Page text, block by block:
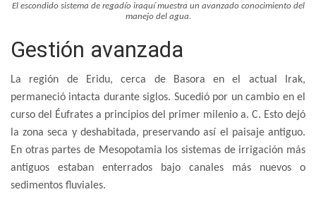
El escondido sistema de regadío iraquí muestra un avanzado conocimiento del
manejo del agua.
Gestión avanzada
La región de Eridu, cerca de Basora en el actual Irak,
permaneció intacta durante siglos. Sucedió por un cambio en el
curso del Éufrates a principios del primer milenio a. C. Esto dejó
la zona seca y deshabitada, preservando así el paisaje antiguo.
En otras partes de Mesopotamia los sistemas de irrigación más
antiguos estaban enterrados bajo canales más nuevos o
sedimentos fluviales.